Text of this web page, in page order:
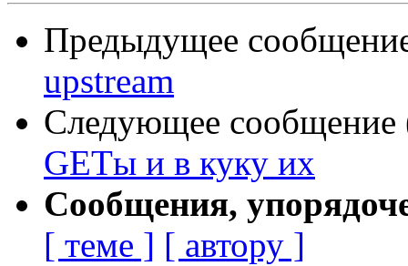
Предыдущее
upstream
Следующее сообщение
GETы и в куку их
Сообщения,
[ теме ] [ автору ]